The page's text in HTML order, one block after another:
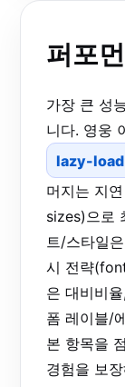
퍼포
가장 큰 성
니다. 영웅
lazy-
머지는 지
sizes)으로
트/스타일
시 전략
은 대비비
폼 레이블/
본 항목을
경험을 보